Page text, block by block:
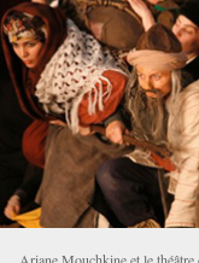
Ariane Mouchkine et le